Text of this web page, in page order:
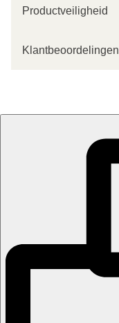
Productveiligheid
Klantbeoordelingen